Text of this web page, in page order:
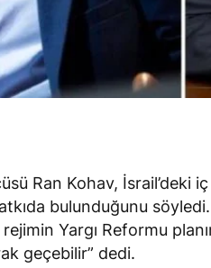
Ran Kohav, İsrail’deki
bulunduğunu
rejimin Yargı Reformu
geçebilir” dedi.